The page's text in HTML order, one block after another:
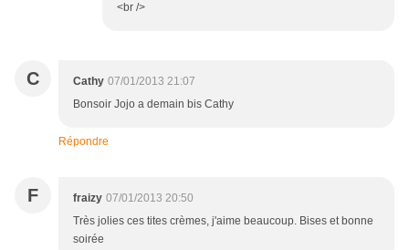
<br />
C Cathy 07/01/2013 21:07
Bonsoir Jojo a demain bis Cathy
Répondre
F fraizy 07/01/2013 20:50
Très jolies ces tites crèmes, j'aime beaucoup. Bises et bonne
soirée